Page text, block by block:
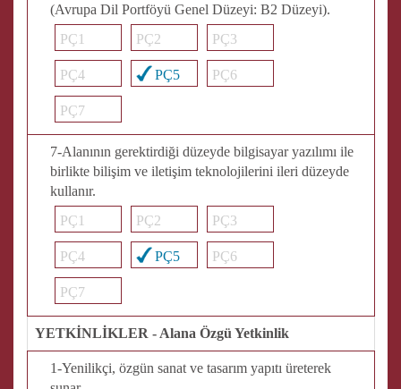
(Avrupa Dil Portföyü Genel Düzeyi: B2 Düzeyi).
PÇ1
PÇ2 PÇ3
PÇ4 PÇ5 PÇ6
PÇ7
7-Alanının gerektirdiği düzeyde bilgisayar yazılımı ile
birlikte bilişim ve iletişim teknolojilerini ileri düzeyde
kullanır.
PÇ1
PÇ2 PÇ3
PÇ4 PÇ5 PÇ6
PÇ7
YETKİNLİKLER - Alana Özgü Yetkinlik
1-Yenilikçi, özgün sanat ve tasarım yapıtı üreterek